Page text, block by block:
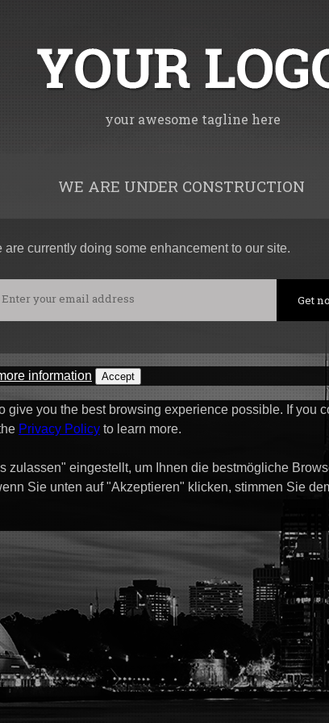
your awesome tagline here
WE ARE UNDER CONSTRUCTION
are currently doing some enhancement to our site.
information Accept
you the best browsing experience possible. If you
Privacy Policy to learn more.
eingestellt, um Ihnen die bestmögliche
Sie unten auf "Akzeptieren" klicken, stimmen Sie